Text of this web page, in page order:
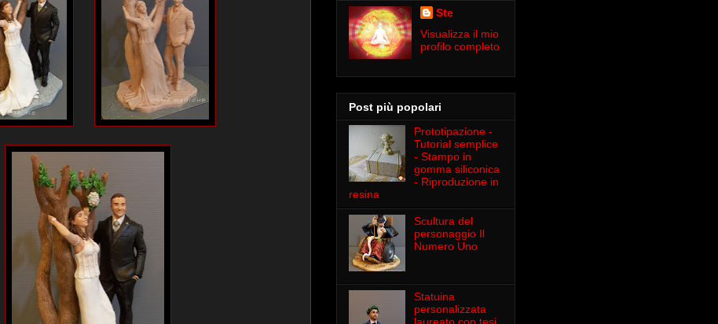
Ste
Visualizza il mio
profilo completo
Post più popolari
Prototipazione -
Tutorial semplice
- Stampo in
gomma siliconica
- Riproduzione in
resina
Scultura del
personaggio Il
Numero Uno
Statuina
personalizzata